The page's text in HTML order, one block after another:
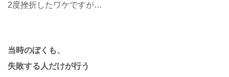
2度挫折したワケですが…
当時のぼくも、
失敗する人だけが行う